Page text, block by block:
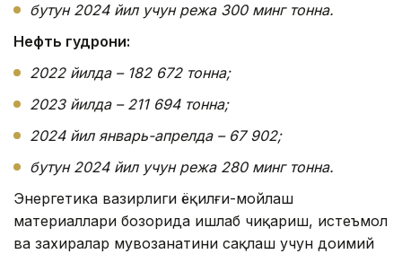
бутун 2024 йил учун режа 300 минг тонна.
Нефть гудрони:
2022 йилда – 182 672 тонна;
2023 йилда – 211 694 тонна;
2024 йил январь-апрелда – 67 902;
бутун 2024 йил учун режа 280 минг тонна.
Энергетика вазирлиги ёқилғи-мойлаш
материаллари бозорида ишлаб чиқариш, истеъмол
ва захиралар мувозанатини сақлаш учун доимий